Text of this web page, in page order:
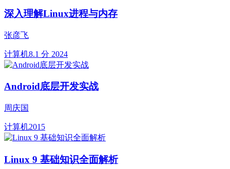
深入理解Linux进程与内存
张彦飞
计算机8.1 分 2024
Android底层开发实战
周庆国
计算机2015
Linux 9 基础知识全面解析